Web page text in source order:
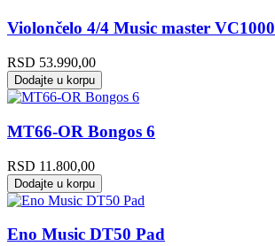
Violončelo 4/4 Music master VC1000
RSD 53.990,00
Dodajte u korpu
MT66-OR Bongos 6
RSD 11.800,00
Dodajte u korpu
Eno Music DT50 Pad